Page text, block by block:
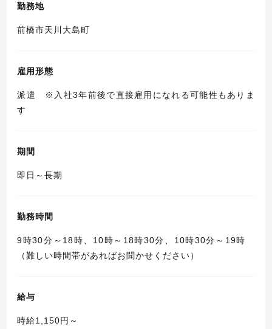
勤務地
前橋市天川大島町
雇用形態
派遣 ※入社3年前後で直接雇用になれる可能性もありま
す
期間
即日～長期
勤務時間
9時30分～18時、10時～18時30分、10時30分～19時
（難しい時間帯があればお聞かせください）
給与
時給1,150円～